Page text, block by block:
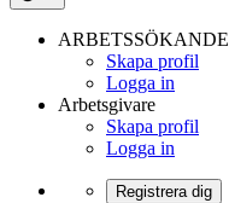
ARBETSSÖKANDE
Skapa profil
Logga in
Arbetsgivare
Skapa profil
Logga in
Registrera dig